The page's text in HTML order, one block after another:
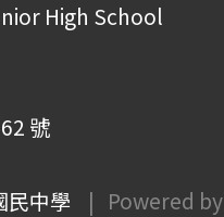
High School
號
民中學 | Powered by